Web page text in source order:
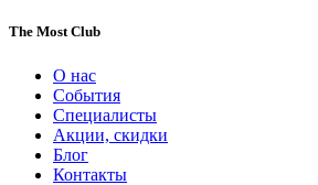
The Most Club
О нас
События
Специалисты
Акции, скидки
Блог
Контакты